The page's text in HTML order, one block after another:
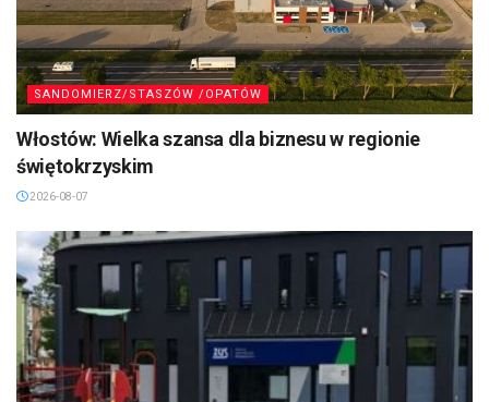
SANDOMIERZ/STASZÓW /OPATÓW
Włostów: Wielka szansa dla biznesu w regionie
świętokrzyskim
2026-08-07